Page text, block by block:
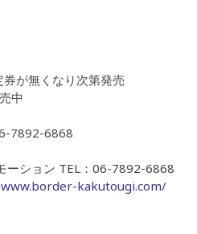
が無くなり次第発売
中
7892-6868
ーション TEL：06-7892-6868
kakutougi.com/